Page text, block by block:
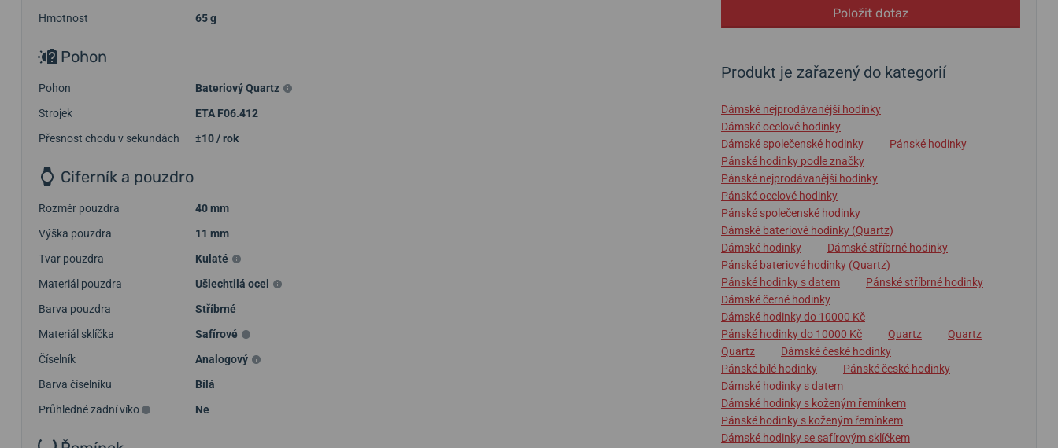
Hmotnost
65 g
Pohon
Pohon
Bateriový Quartz
Strojek
ETA F06.412
Přesnost chodu v sekundách
±10 / rok
Ciferník a pouzdro
Rozměr pouzdra
40 mm
Výška pouzdra
11 mm
Tvar pouzdra
Kulaté
Materiál pouzdra
Ušlechtilá ocel
Barva pouzdra
Stříbrné
Materiál sklíčka
Safírové
Číselník
Analogový
Barva číselníku
Bílá
Průhledné zadní víko
Ne
Položit dotaz
Produkt je zařazený do kategorií
Dámské nejprodávanější hodinky
Dámské ocelové hodinky
Dámské společenské hodinky
Pánské hodinky
Pánské hodinky podle značky
Pánské nejprodávanější hodinky
Pánské ocelové hodinky
Pánské společenské hodinky
Dámské bateriové hodinky (Quartz)
Dámské hodinky
Dámské stříbrné hodinky
Pánské bateriové hodinky (Quartz)
Pánské hodinky s datem
Pánské stříbrné hodinky
Dámské černé hodinky
Dámské hodinky do 10000 Kč
Pánské hodinky do 10000 Kč
Quartz
Quartz
Quartz
Dámské české hodinky
Pánské bílé hodinky
Pánské české hodinky
Dámské hodinky s datem
Dámské hodinky s koženým řemínkem
Pánské hodinky s koženým řemínkem
Dámské hodinky se safírovým sklíčkem